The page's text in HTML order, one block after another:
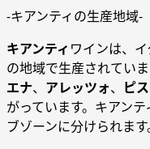
-キアンティの生産地域-
キアンティ ワインは、
の地域で生産されていま
エナ、 アレッツォ、 ピ
がっています。キアン
ブゾーンに分けられます